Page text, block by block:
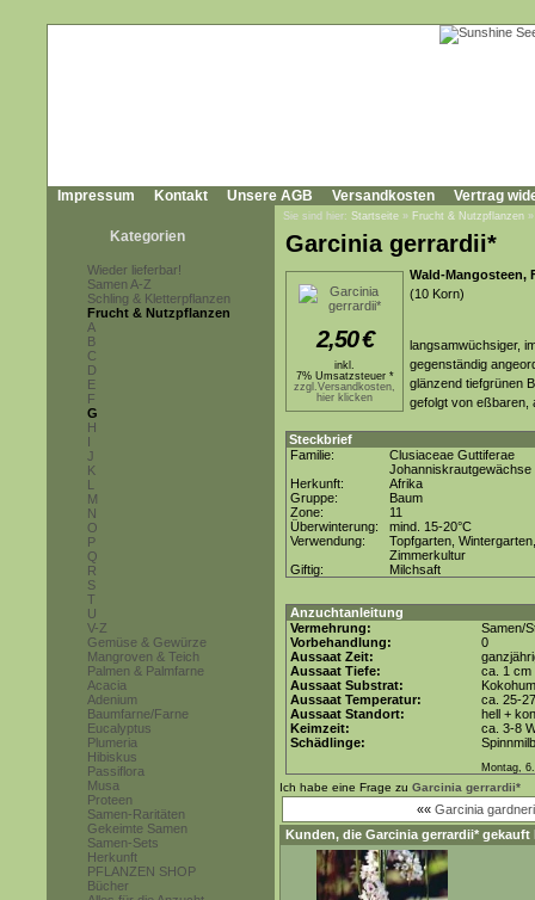
Impressum Kontakt Unsere AGB Versandkosten Vertrag
Kategorien
Wieder lieferbar!
Samen A-Z
Schling & Kletterpflanzen
Frucht & Nutzpflanzen
A
B
C
D
E
F
G
H
I
J
K
L
M
N
O
P
Q
R
S
T
U
V-Z
Gemüse & Gewürze
Mangroven & Teich
Palmen & Palmfarne
Acacia
Adenium
Baumfarne/Farne
Eucalyptus
Plumeria
Hibiskus
Passiflora
Musa
Proteen
Samen-Raritäten
Gekeimte Samen
Samen-Sets
Herkunft
PFLANZEN SHOP
Bücher
Sie sind hier: Startseite » Frucht & Nutzpflanzen
Garcinia gerrardii*
2,50€
inkl.
7% Umsatzsteuer *
zzgl.Versandkosten,
hier klicken
Wald-Mangosteen,
(10 Korn)
langsamwüchsiger,
gegenständig
glänzend tiefgrünen
gefolgt von eßbaren,
Steckbrief
Familie:
Clusiaceae Guttiferae
Johanniskrautgewächse
Herkunft:
Afrika
Gruppe:
Baum
Zone:
11
Überwinterung:
mind. 15-20°C
Verwendung:
Topfgarten, Wintergarten,
Zimmerkultur
Giftig:
Milchsaft
Anzuchtanleitung
Vermehrung:
Samen/
Vorbehandlung:
0
Aussaat Zeit:
Aussaat Tiefe:
ca. 1 cm
Aussaat Substrat:
Aussaat Temperatur:
ca. 25-
Aussaat Standort:
hell +
Keimzeit:
ca. 3-8
Schädlinge:
Montag,
Ich habe eine Frage zu Garcinia gerrardii*
«« Garcinia
Kunden, die Garcinia gerrardii* gekauft